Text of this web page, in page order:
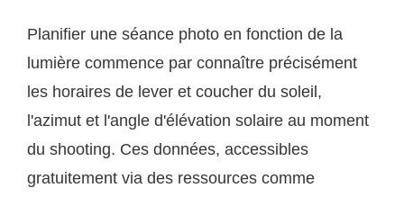
Planifier une séance photo en fonction de la
lumière commence par connaître précisément
les horaires de lever et coucher du soleil,
l'azimut et l'angle d'élévation solaire au moment
du shooting. Ces données, accessibles
gratuitement via des ressources comme